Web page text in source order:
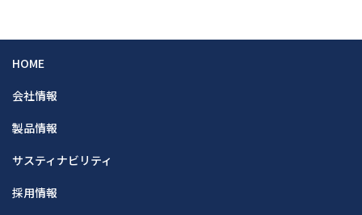
HOME
会社情報
製品情報
サスティナビリティ
採用情報